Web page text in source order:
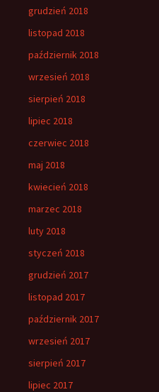
grudzień 2018
listopad 2018
październik 2018
wrzesień 2018
sierpień 2018
lipiec 2018
czerwiec 2018
maj 2018
kwiecień 2018
marzec 2018
luty 2018
styczeń 2018
grudzień 2017
listopad 2017
październik 2017
wrzesień 2017
sierpień 2017
lipiec 2017